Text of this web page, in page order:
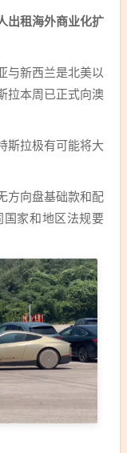
出租海外商业化扩
与新西兰是北美以
拉本周已正式向澳
斯拉极有可能将大
方向盘基础款和配
家和地区法规要